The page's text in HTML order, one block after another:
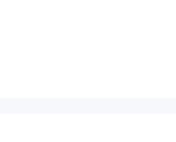
Стандартный,